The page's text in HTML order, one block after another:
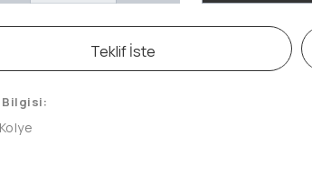
Teklif İste
Bilgisi: